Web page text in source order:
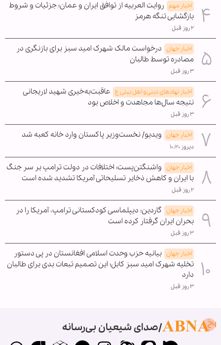
اخبار مهم روایت العربیه از توافق ایران و عمان؛ جزئیات و شروط
بازگشایی تنگه هرمز
۲ روز قبل
اخبار جهان درخواست مالک شهرک امید سبز برای بازنگری در
مصادره توسط طالبان
۳ روز قبل
اخبار نهادهای دینی و اهل بیتی ع عاقبت‌به‌خیری شهید لاریجانی
نتیجه سال‌ها مجاهدت و اخلاص بود
۳ روز قبل
اخبار جهان ویدیو/ نخست‌وزیر پاکستان وارد خانه کعبه شد
دیروز ۱۰:۲۰
اخبار جهان واشنگتن‌پست: اختلافات در دولت ترامپ بر سر جنگ
با ایران و کاهش ذخایر تسلیحاتی آمریکا تشدید شده است
۲ روز قبل
اخبار جهان گاردین: دیپلماسی کودکستانی ترامپ، آمریکا را در
بحران ایران گرفتار کرده است
۳ روز قبل
اخبار جهان بیانیه حزب وحدت اسلامی افغانستان در پی دستور
تخلیه شهرک امید سبز کابل؛ این تصمیم تبعات بدی برای طالبان
دارد
۳ روز قبل
صدای شیعیان بی‌رسانه